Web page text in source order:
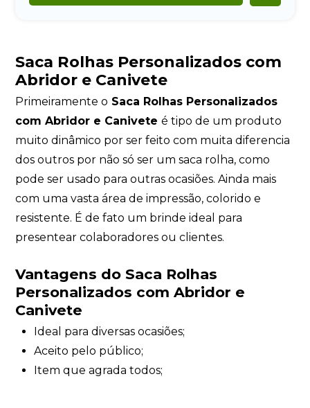
Saca Rolhas Personalizados com
Abridor e Canivete
Primeiramente o Saca Rolhas Personalizados
com Abridor e Caniveteé tipo de um produto
muito dinâmico por ser feito com muita diferencia
dos outros por não só ser um saca rolha, como
pode ser usado para outras ocasiões. Ainda mais
com uma vasta área de impressão, colorido e
resistente. É de fato um brinde ideal para
presentear colaboradores ou clientes.
Vantagens do Saca Rolhas
Personalizados com Abridor e
Canivete
Ideal para diversas ocasiões;
Aceito pelo público;
Item que agrada todos;